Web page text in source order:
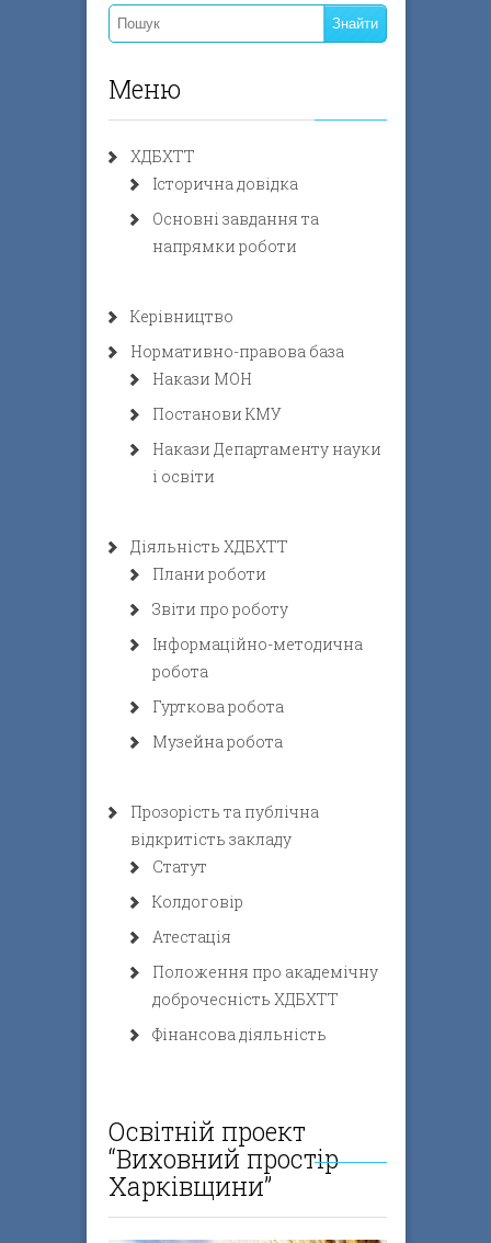
Меню
ХДБХТТ
Історична довідка
Основні завдання та
напрямки роботи
Керівництво
Нормативно-правова база
Накази МОН
Постанови КМУ
Накази Департаменту науки
і освіти
Діяльність ХДБХТТ
Плани роботи
Звіти про роботу
Інформаційно-методична
робота
Гурткова робота
Музейна робота
Прозорість та публічна
відкритість закладу
Статут
Колдоговір
Атестація
Положення про академічну
доброчесність ХДБХТТ
Фінансова діяльність
Освітній проект
“Виховний простір
Харківщини”